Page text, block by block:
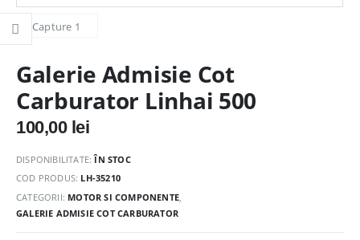
Galerie Admisie Cot
Carburator Linhai 500
100,00 lei
DISPONIBILITATE:ÎN STOC
COD PRODUS: LH-35210
CATEGORII: MOTOR SI COMPONENTE
GALERIE ADMISIE COT CARBURATOR